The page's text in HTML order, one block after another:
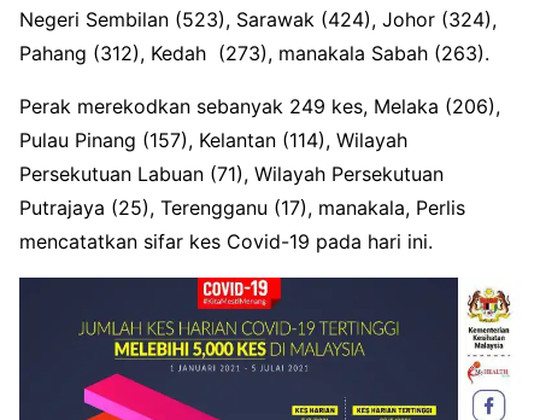
Negeri Sembilan (523), Sarawak (424), Johor (324),
Pahang (312), Kedah (273), manakala Sabah (263).
Perak merekodkan sebanyak 249 kes, Melaka (206),
Pulau Pinang (157), Kelantan (114), Wilayah
Persekutuan Labuan (71), Wilayah Persekutuan
Putrajaya (25), Terengganu (17), manakala, Perlis
mencatatkan sifar kes Covid-19 pada hari ini.